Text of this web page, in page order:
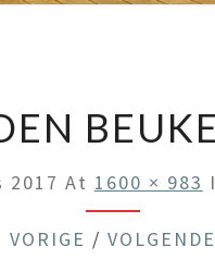
2017 At 1600 × 983
/